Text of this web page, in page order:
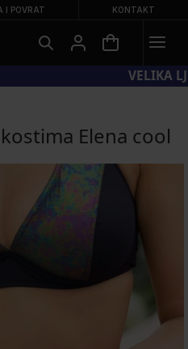
I POVRAT KONTAKT
−20 %
Elena cool